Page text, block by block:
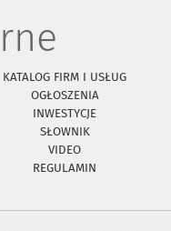
KATALOG FIRM I USŁUG
OGŁOSZENIA
INWESTYCJE
SŁOWNIK
VIDEO
REGULAMIN